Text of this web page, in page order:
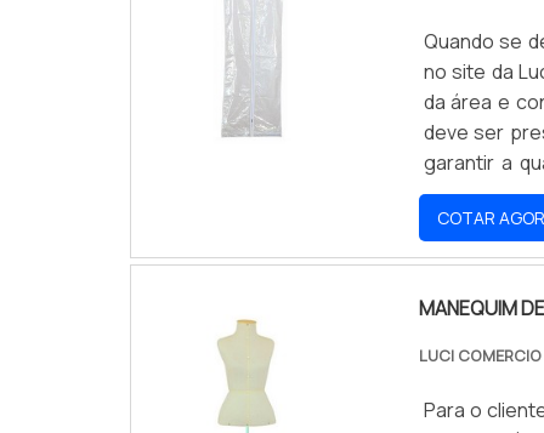
escritório
suficiente
entrega de
Quando se
no site da
da área e
deve ser
garantir a
imprevistos
mercado
oferecendo
oferecer
COTAR
MANEQUIM
LUCI COMERCIO
Para o